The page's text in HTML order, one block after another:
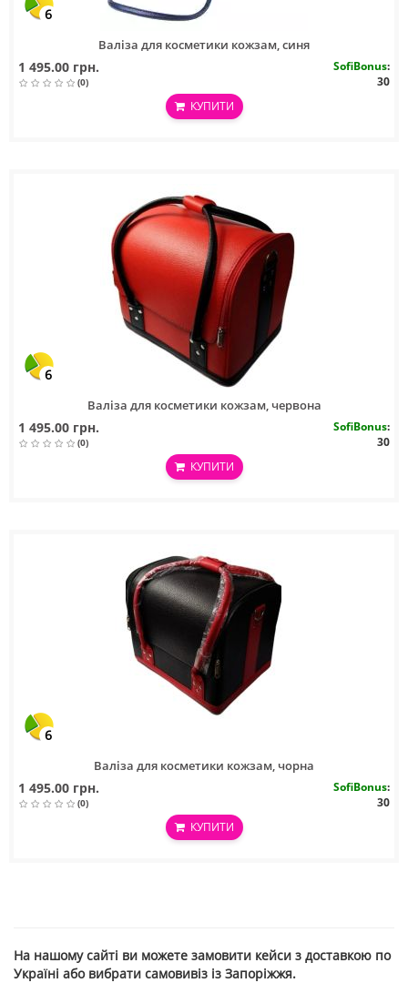
6
Валіза для косметики кожзам, синя
1 495.00 грн.
(0)
SofiBonus:
30
КУПИТИ
6
Валіза для косметики кожзам, червона
1 495.00 грн.
(0)
SofiBonus:
30
КУПИТИ
6
Валіза для косметики кожзам, чорна
1 495.00 грн.
(0)
SofiBonus:
30
КУПИТИ
На нашому сайті ви можете замовити кейси з доставкою по
Україні або вибрати самовивіз із Запоріжжя.